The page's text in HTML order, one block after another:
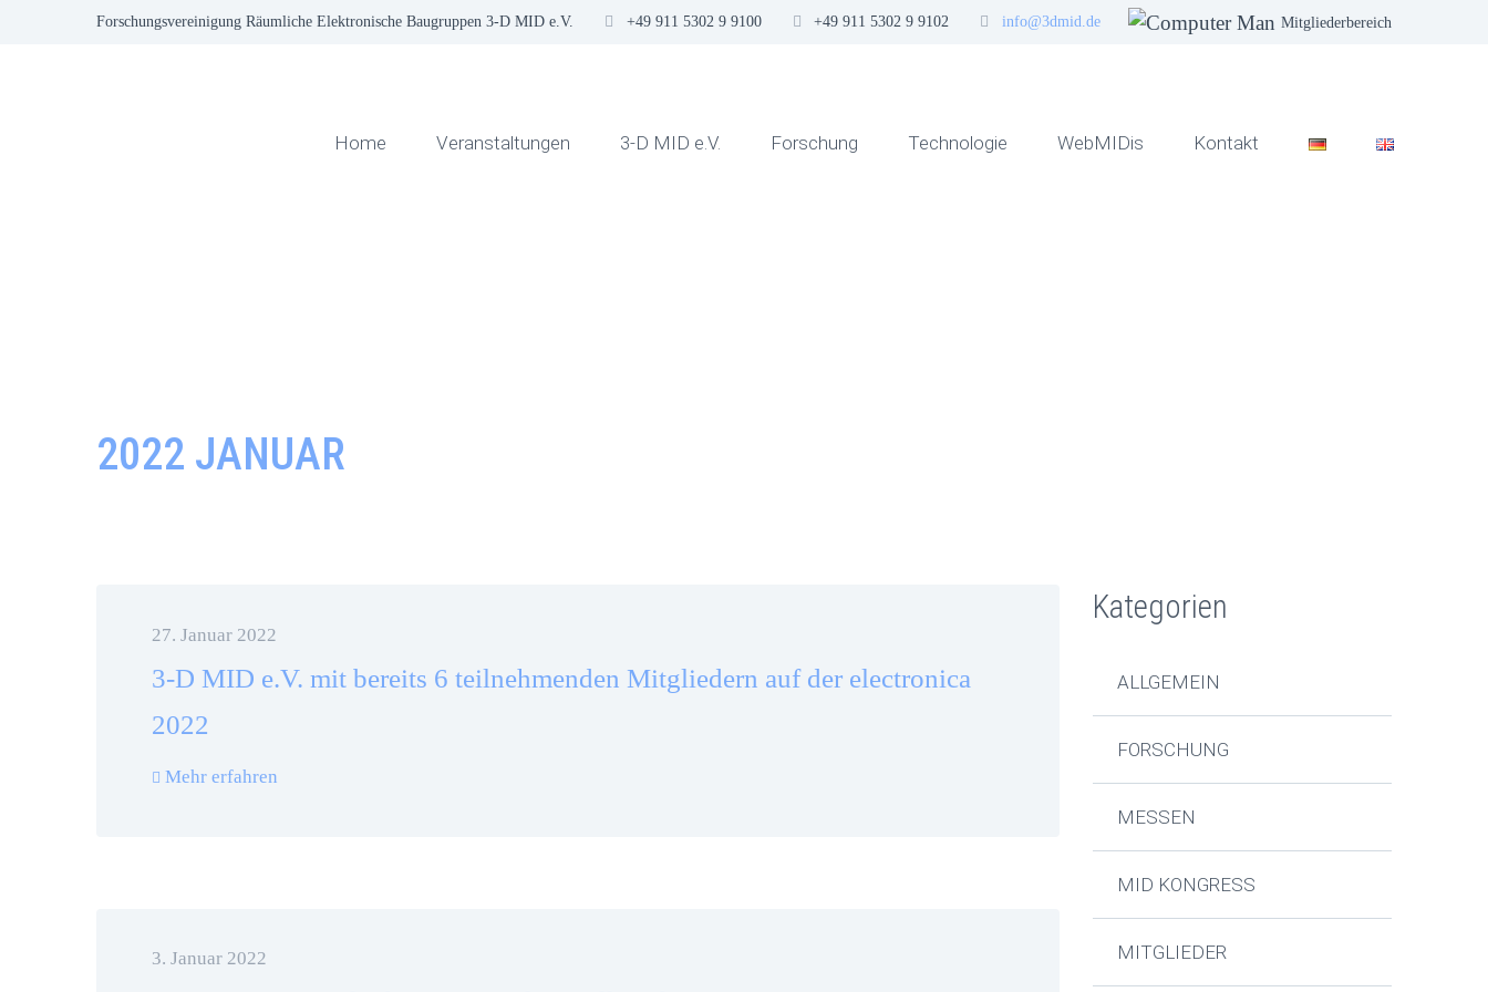
Forschungsvereinigung Räumliche Elektronische Baugruppen 3-D MID e.V. +49 911 5302 9 9100 +49 911 5302 9 9102 info@3dmid.de Mitgliederbereich
Home Veranstaltungen 3-D MID e.V. Forschung Technologie WebMIDis Kontakt
2022 JANUAR
27. Januar 2022
3-D MID e.V. mit bereits 6 teilnehmenden Mitgliedern auf der electronica
2022
Mehr erfahren
3. Januar 2022
Kategorien
ALLGEMEIN
FORSCHUNG
MESSEN
MID KONGRESS
MITGLIEDER